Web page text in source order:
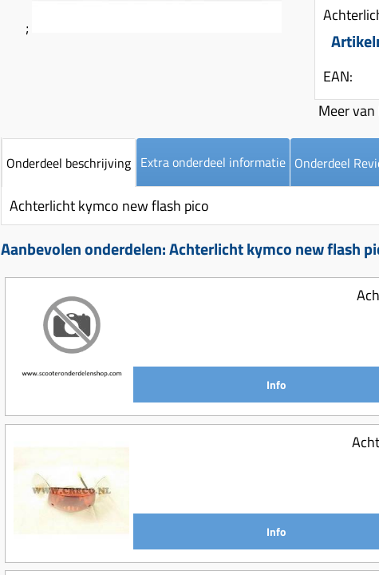
;
EAN:
Meer
Onderdeel beschrijving Extra onderdeel informatie Onderdeel
Achterlicht kymco new flash pico
Aanbevolen onderdelen: Achterlicht kymco new flash
Info
Info